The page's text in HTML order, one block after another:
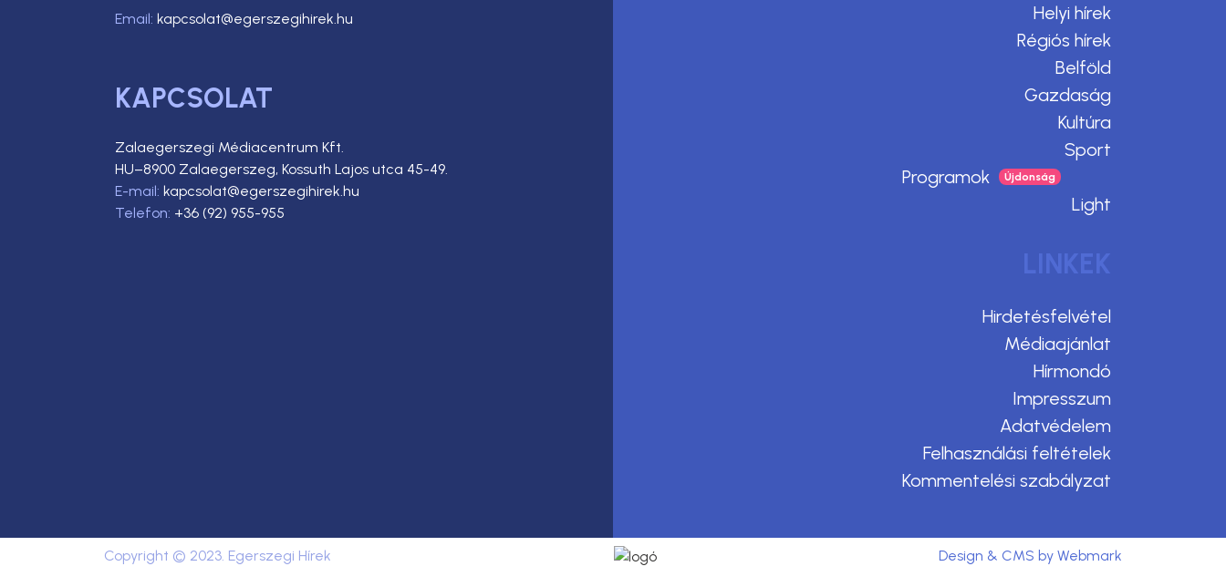
Email: kapcsolat@egerszegihirek.hu
KAPCSOLAT
Zalaegerszegi Médiacentrum Kft.
HU–8900 Zalaegerszeg, Kossuth Lajos utca 45-49.
E-mail: kapcsolat@egerszegihirek.hu
Telefon: +36 (92) 955-955
Helyi hírek
Régiós hírek
Belföld
Gazdaság
Kultúra
Sport
Programok
Light
LINKEK
Hirdetésfelvétel
Médiaajánlat
Hírmondó
Impresszum
Adatvédelem
Felhasználási feltételek
Kommentelési szabályzat
Copyright © 2023. Egerszegi Hírek Design & CMS by Webmark